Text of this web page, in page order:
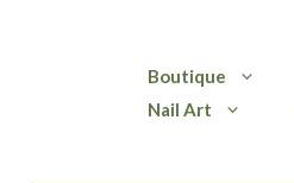
Boutique
Nail Art